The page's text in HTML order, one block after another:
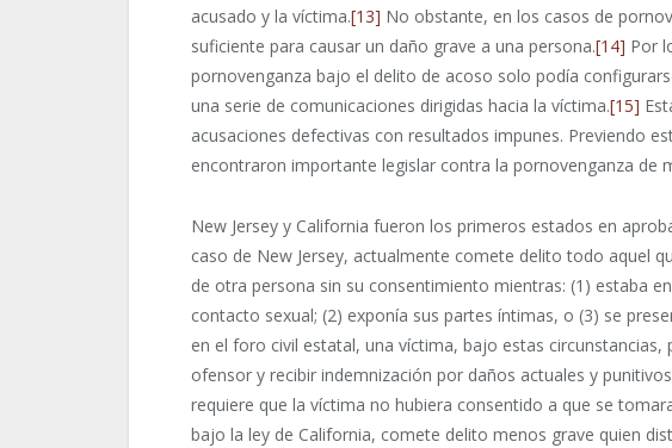
acusado y la víctima.[13] No obstante, en los casos de
suficiente para causar un daño grave a una persona.[14] Por
pornovenganza bajo el delito de acoso solo podía
una serie de comunicaciones dirigidas hacia la víctima.[15]
acusaciones defectivas con resultados impunes. Previendo
encontraron importante legislar contra la pornovenganza de
New Jersey y California fueron los primeros estados en
caso de New Jersey, actualmente comete delito todo aquel
de otra persona sin su consentimiento mientras: (1) estaba
contacto sexual; (2) exponía sus partes íntimas, o (3) se
en el foro civil estatal, una víctima, bajo estas
ofensor y recibir indemnización por daños actuales y
requiere que la víctima no hubiera consentido a que se
bajo la ley de California, comete delito menos grave quien